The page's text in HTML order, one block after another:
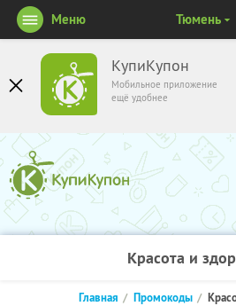
КупиКупон
Мобильное приложение
ещё удобнее
Меню Тюмень
Красота и
Главная Промокоды